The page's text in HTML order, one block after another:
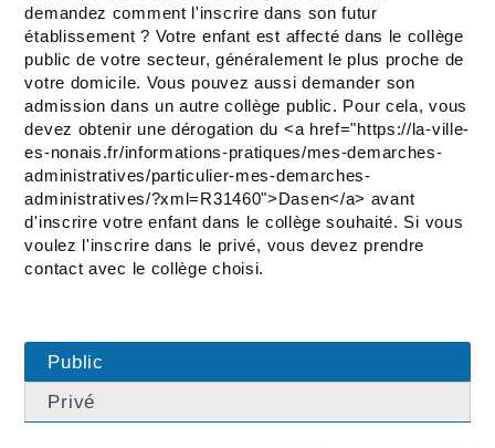
demandez comment l'inscrire dans son futur
établissement ? Votre enfant est affecté dans le collège
public de votre secteur, généralement le plus proche de
votre domicile. Vous pouvez aussi demander son
admission dans un autre collège public. Pour cela, vous
devez obtenir une dérogation du <a href="https://la-ville-
es-nonais.fr/informations-pratiques/mes-demarches-
administratives/particulier-mes-demarches-
administratives/?xml=R31460">Dasen</a> avant
d'inscrire votre enfant dans le collège souhaité. Si vous
voulez l'inscrire dans le privé, vous devez prendre
contact avec le collège choisi.
Public
Privé